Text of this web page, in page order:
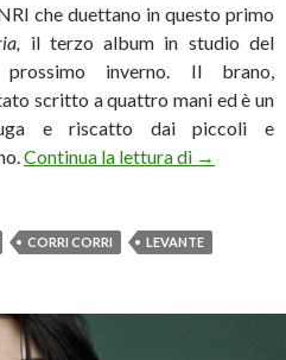
che duettano in questo primo
il terzo album in studio del
inverno. Il brano,
scritto a quattro mani ed è un
e riscatto dai piccoli e
Continua la lettura di Bianco e
→
CORRI CORRI LEVANTE